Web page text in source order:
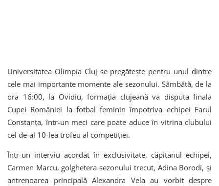
Universitatea Olimpia Cluj se pregătește pentru unul dintre
cele mai importante momente ale sezonului. Sâmbătă, de la
ora 16:00, la Ovidiu, formația clujeană va disputa finala
Cupei României la fotbal feminin împotriva echipei Farul
Constanța, într-un meci care poate aduce în vitrina clubului
cel de-al 10-lea trofeu al competiției.
Într-un interviu acordat în exclusivitate, căpitanul echipei,
Carmen Marcu, golghetera sezonului trecut, Adina Borodi, și
antrenoarea principală Alexandra Vela au vorbit despre